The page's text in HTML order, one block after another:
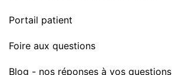
Portail patient
Foire aux questions
Blog - nos réponses à vos questions